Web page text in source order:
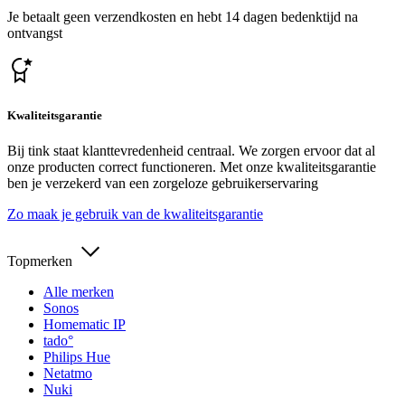
Je betaalt geen verzendkosten en hebt 14 dagen bedenktijd na
ontvangst
Kwaliteitsgarantie
Bij tink staat klanttevredenheid centraal. We zorgen ervoor dat al
onze producten correct functioneren. Met onze kwaliteitsgarantie
ben je verzekerd van een zorgeloze gebruikerservaring
Zo maak je gebruik van de kwaliteitsgarantie
Topmerken
Alle merken
Sonos
Homematic IP
tado°
Philips Hue
Netatmo
Nuki